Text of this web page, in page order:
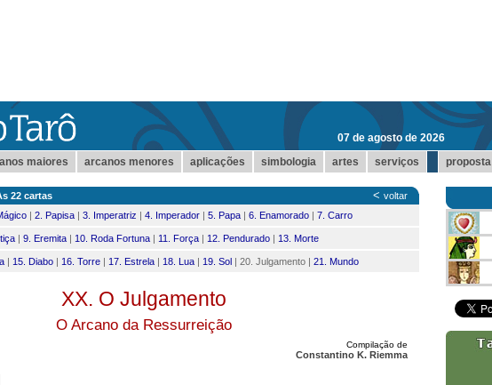
07 de agosto de 2026
maiores arcanos menores aplicações simbologia artes serviços proposta
22 cartas < voltar
| 2. Papisa | 3. Imperatriz | 4. Imperador | 5. Papa | 6. Enamorado | 7. Carro
| 9. Eremita | 10. Roda Fortuna | 11. Força | 12. Pendurado | 13. Morte
| 15. Diabo| 16. Torre| 17. Estrela| 18. Lua| 19. Sol| 20. Julgamento | 21. Mundo
XX. O Julgamento
O Arcano da Ressurreição
Compilação de
Constantino K. Riemma